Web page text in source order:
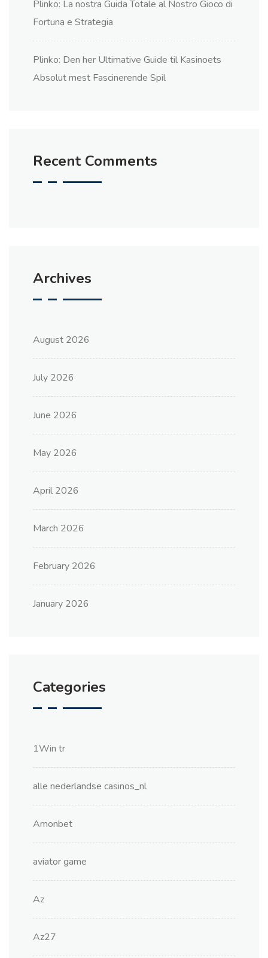
Plinko: La nostra Guida Totale al Nostro Gioco di
Fortuna e Strategia
Plinko: Den her Ultimative Guide til Kasinoets
Absolut mest Fascinerende Spil
Recent Comments
Archives
August 2026
July 2026
June 2026
May 2026
April 2026
March 2026
February 2026
January 2026
Categories
1Win tr
alle nederlandse casinos_nl
Amonbet
aviator game
Az
Az27